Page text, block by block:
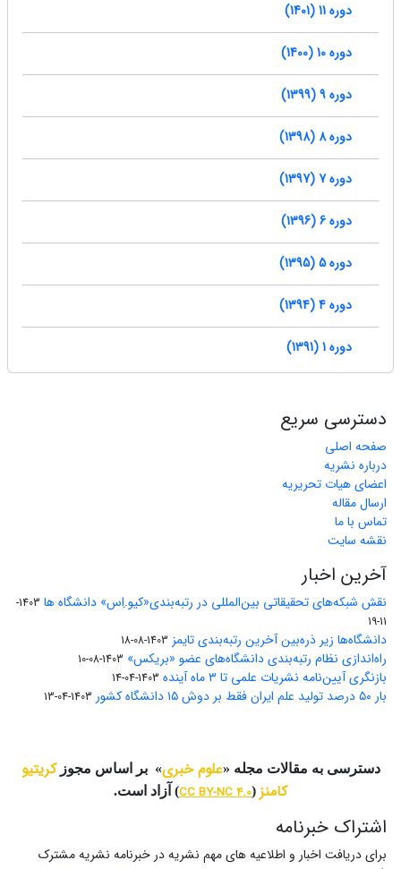
دوره 11 (1401)
دوره 10 (1400)
دوره 9 (1399)
دوره 8 (1398)
دوره 7 (1397)
دوره 6 (1396)
دوره 5 (1395)
دوره 4 (1394)
دوره 1 (1391)
دسترسی سریع
صفحه اصلی
درباره نشریه
اعضای هیات تحریریه
ارسال مقاله
تماس با ما
نقشه سایت
آخرین اخبار
نقش شبکه‌های تحقیقاتی بین‌المللی در رتبه‌بندی«کیو.اِس» دانشگاه ها
1403-
11-19
دانشگاه‌ها زیر ذره‌بین آخرین رتبه‌بندی تایمز 1403-08-18
راه‌اندازی نظام رتبه‌بندی دانشگاه‌‌های عضو «بریکس» 1403-08-10
بازنگری آیین‌نامه نشریات علمی تا ۳ ماه آینده 1403-04-14
بار ۵۰ درصد تولید علم ایران فقط بر دوش ۱۵ دانشگاه کشور 1403-04-13
دسترسی به مقالات مجله «علوم خبری» بر اساس مجوزکریتیو
کامنز (
CC BY-NC 4.0) آزاد است.
اشتراک خبرنامه
برای دریافت اخبار و اطلاعیه های مهم نشریه در خبرنامه نشریه مشترک